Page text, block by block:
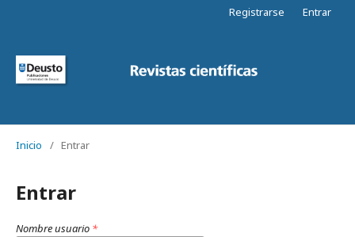
Registrarse Entrar
Inicio / Entrar
Entrar
Nombre usuario *